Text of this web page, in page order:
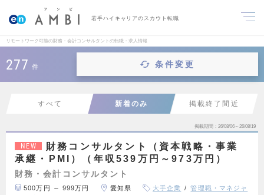
若手ハイキャリアのスカウト転職
リモートワーク可能の財務・会計コンサルタントの転職・求人情報
277 件 条件変更
すべて 新着のみ 掲載終了間近
掲載期間 26/08/06～26/08/19
NEW
財務コンサルタント（資本戦略・事業
承継・PMI）（年収539万円～973万円）
財務・会計コンサルタント
500万円 ～ 999万円 愛知県 大手企業
管理職・マネジャ